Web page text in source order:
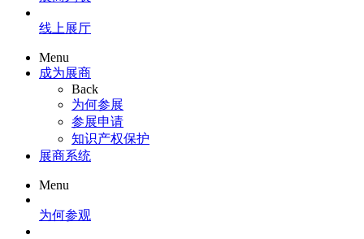
线上展厅
Menu
成为展商
Back
为何参展
参展申请
知识产权保护
展商系统
Menu
为何参观